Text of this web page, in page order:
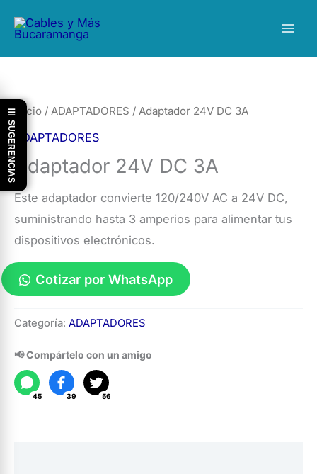
Inicio / ADAPTADORES / Adaptador 24V DC 3A
ADAPTADORES
Adaptador 24V DC 3A
Este adaptador convierte 120/240V AC a 24V DC,
suministrando hasta 3 amperios para alimentar tus
dispositivos electrónicos.
Cotizar por WhatsApp
24V
DC
3A
cantidad
Categoría: ADAPTADORES
📢 Compártelo con un amigo
45 39 56
☰ SUGERENCIAS